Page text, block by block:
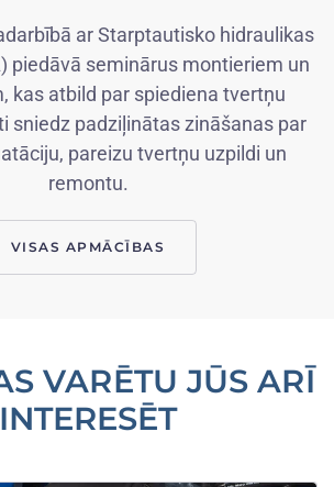
ar Starptautisko hidraulikas
piedāvā seminārus montieriem un
kas atbild par spiediena tvertņu
sniedz padziļinātas zināšanas par
pareizu tvertņu uzpildi un
remontu.
VISAS APMĀCĪBAS
VARĒTU JŪS ARĪ
INTERESĒT